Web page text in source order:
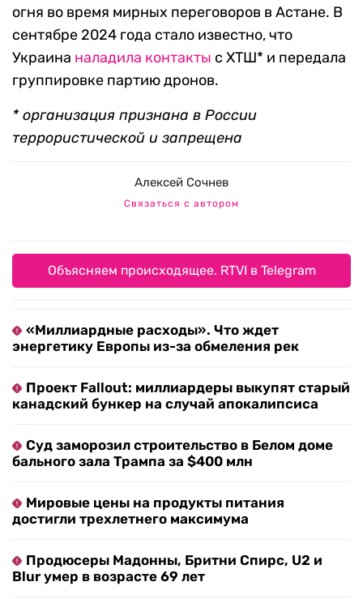
огня во время мирных переговоров в Астане. В
сентябре 2024 года стало известно, что
Украина наладила контакты с ХТШ* и передала
группировке партию дронов.
* организация признана в России
террористической и запрещена
Алексей Сочнев
Связаться с автором
Объясняем происходящее. RTVI в Telegram
«Миллиардные расходы». Что ждет
энергетику Европы из-за обмеления рек
Проект Fallout: миллиардеры выкупят старый
канадский бункер на случай апокалипсиса
Суд заморозил строительство в Белом доме
бального зала Трампа за $400 млн
Мировые цены на продукты питания
достигли трехлетнего максимума
Продюсеры Мадонны, Бритни Спирс, U2 и
Blur умер в возрасте 69 лет